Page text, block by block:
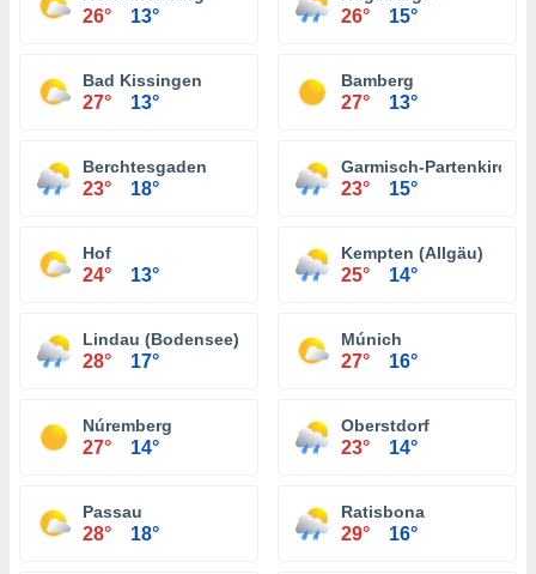
26° 13° 26° 15°
Bad Kissingen
27° 13°
Bamberg
27° 13°
Berchtesgaden
23° 18°
Garmisch-
23° 15°
Hof
24° 13°
Kempten (Allgäu)
25° 14°
Lindau (Bodensee)
28° 17°
Múnich
27° 16°
Núremberg
27° 14°
Oberstdorf
23° 14°
Passau
28° 18°
Ratisbona
29° 16°